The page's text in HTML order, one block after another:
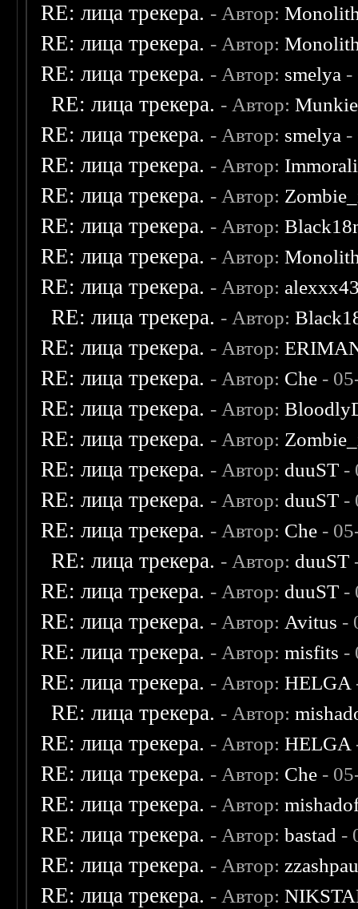
RE: лица трекера. - Автор:
RE: лица трекера. - Автор:
RE: лица трекера. - Автор: smelya -
RE: лица трекера. - Автор:Munkie
RE: лица трекера. - Автор: smelya -
RE: лица трекера. - Автор:
RE: лица трекера. - Автор:
RE: лица трекера. - Автор:
RE: лица трекера. - Автор:
RE: лица трекера. - Автор:
RE: лица трекера. - Автор:
RE: лица трекера. - Автор:
RE: лица трекера. - Автор: Che -
RE: лица трекера. - Автор:
RE: лица трекера. - Автор:
RE: лица трекера. - Автор: duuST -
RE: лица трекера. - Автор: duuST -
RE: лица трекера. - Автор: Che -
RE: лица трекера. - Автор: duuST
RE: лица трекера. - Автор: duuST -
RE: лица трекера. - Автор: Avitus -
RE: лица трекера. - Автор:misfits -
RE: лица трекера. - Автор:HELGA
RE: лица трекера. - Автор:
RE: лица трекера. - Автор:HELGA
RE: лица трекера. - Автор: Che -
RE: лица трекера. - Автор:
RE: лица трекера. - Автор:bastad -
RE: лица трекера. - Автор:
RE: лица трекера. - Автор: